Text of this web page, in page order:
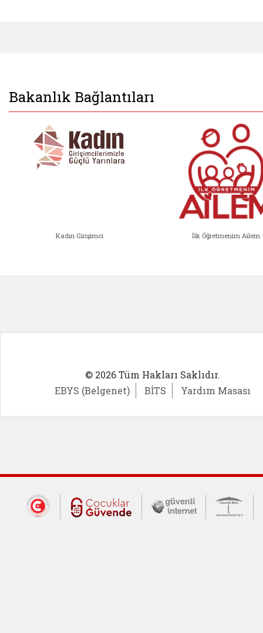
Bakanlık Bağlantıları
Kadın Girişimci İlk Öğretmenim Ailem
© 2026 Tüm Hakları Saklıdır.
EBYS (Belgenet)
BİTS Yardım Masası
Dış Bağlantılar
Cumhurbaşkanlığı İletişim Merkezi
Çocuklar Güvende (yeni
Güvenli